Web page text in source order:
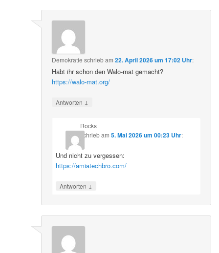
Demokratie schriebam22. April 2026 um 17:02 Uhr:
Habt ihr schon den Walo-mat gemacht?
https://walo-mat.org/
Antworten ↓
Rocks
schriebam 5. Mai 2026 um 00:23 Uhr:
Und nicht zu vergessen:
https://amiatechbro.com/
Antworten ↓